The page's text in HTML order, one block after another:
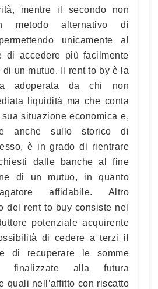
mentre il secondo non
metodo alternativo di
unicamente al
di accedere più facilmente
un mutuo. Il rent to by è la
adoperata da chi non
liquidità ma che conta
situazione economica e,
anche sullo storico di
è in grado di rientrare
dalle banche al fine
di un mutuo, in quanto
affidabile. Altro
del rent to buy consiste nel
potenziale acquirente
di cedere a terzi il
di recuperare le somme
finalizzate alla futura
quali nell’affitto con riscatto